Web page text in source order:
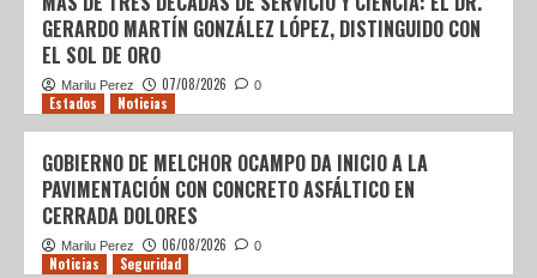
GERARDO MARTÍN GONZÁLEZ LÓPEZ, DISTINGUIDO CON
EL SOL DE ORO
Marilu Perez 07/08/2026 0
Estados Noticias
GOBIERNO DE MELCHOR OCAMPO DA INICIO A LA
PAVIMENTACIÓN CON CONCRETO ASFÁLTICO EN
CERRADA DOLORES
Marilu Perez 06/08/2026 0
Noticias Seguridad